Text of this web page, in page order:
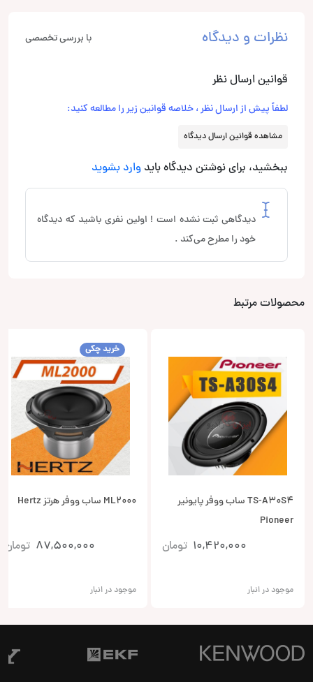
نظرات و دیدگاه با بررسی تخصصی
قوانین ارسال نظر
لطفاً پیش از ارسال نظر ، خلاصه قوانین زیر را مطالعه کنید:
مشاهده قوانین ارسال دیدگاه
ببخشید، برای نوشتن دیدگاه باید وارد بشوید
دیدگاهی ثبت نشده است ! اولین نفری باشید که دیدگاه
خود را مطرح می‌کند .
محصولات مرتبط
TS-A30S4 ساب ووفر پایونیر
Pioneer
10,420,000 تومان
موجود در انبار
خرید چکی
ML2000 ساب ووفر هرتز Hertz
87,500,000 تومان
موجود در انبار